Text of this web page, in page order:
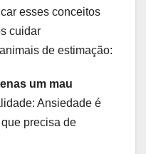
esses conceitos
cuidar
de estimação:
um mau
Ansiedade é
precisa de